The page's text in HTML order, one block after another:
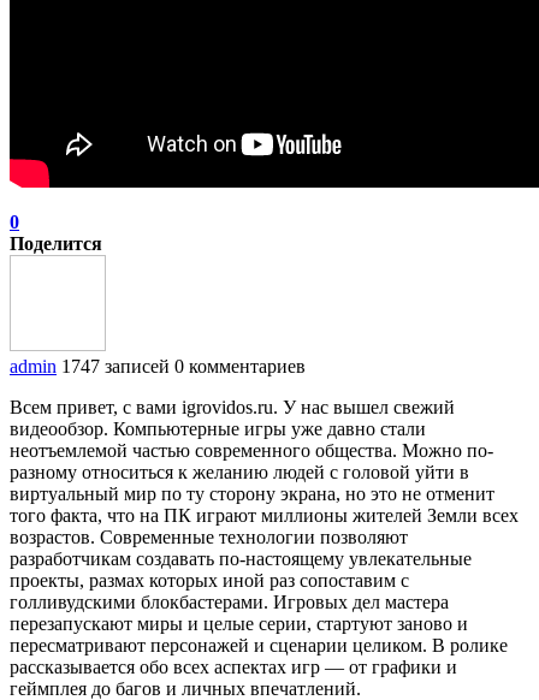
0
Поделится
admin 1747 записей 0 комментариев
Всем привет, с вами igrovidos.ru. У нас вышел свежий
видеообзор. Компьютерные игры уже давно стали
неотъемлемой частью современного общества. Можно по-
разному относиться к желанию людей с головой уйти в
виртуальный мир по ту сторону экрана, но это не отменит
того факта, что на ПК играют миллионы жителей Земли всех
возрастов. Современные технологии позволяют
разработчикам создавать по-настоящему увлекательные
проекты, размах которых иной раз сопоставим с
голливудскими блокбастерами. Игровых дел мастера
перезапускают миры и целые серии, стартуют заново и
пересматривают персонажей и сценарии целиком. В ролике
рассказывается обо всех аспектах игр — от графики и
геймплея до багов и личных впечатлений.